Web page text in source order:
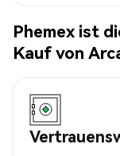
Phemex ist
Kauf von